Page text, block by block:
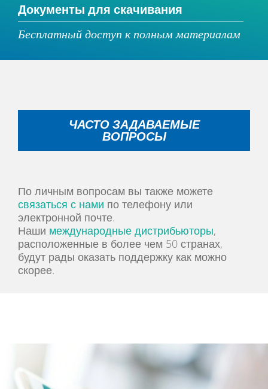
Документы для скачивания
Бесплатный доступ к полным материалам
ЧАСТО ЗАДАВАЕМЫЕ
ВОПРОСЫ
По личным вопросам вы также можете
связаться с нами по телефону или
электронной почте.
Наши международные дистрибьюторы,
расположенные в более чем 50 странах,
будут рады оказать поддержку как можно
скорее.